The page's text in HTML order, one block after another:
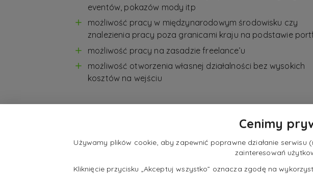
eventów, pokazów mody itp
możliwość pracy w międzynarodowym środowisku czy
znalezienia pracy poza granicami kraju na podstawie
możliwość pracy na zasadzie freelance’u
możliwość otworzenia własnej działalności bez wysokich
kosztów na wejściu
Cenimy
Używamy plików cookie, aby zapewnić poprawne działanie
zainteresowań
Kliknięcie przycisku „Akceptuj wszystko” oznacza zgodę na